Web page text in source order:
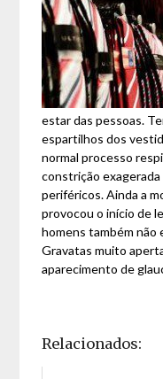
estar das pessoas.
espartilhos dos
normal processo
constrição
periféricos. Ainda a
provocou o início de
homens também não
Gravatas muito
aparecimento de
Relacionados: